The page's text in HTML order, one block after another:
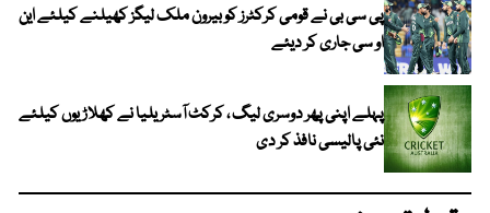
پی سی بی نے قومی کرکٹرز کو بیرون ملک لیگز کھیلنے کیلئے این
او سی جاری کر دیئے
پہلے اپنی پھر دوسری لیگ ، کرکٹ آسٹریلیا نے کھلاڑیوں کیلئے
نئی پالیسی نافذ کر دی